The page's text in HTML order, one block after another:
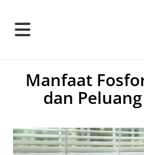
Manfaat
dan